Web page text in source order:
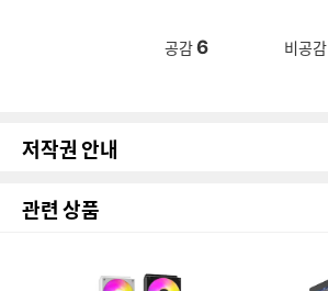
공감6 비공감
저작권 안내
관련 상품